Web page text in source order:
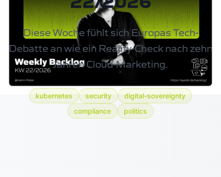
Diese Woche fühlt sich Europas Tech-
Debatte an wie ein Reality-Check nach zehn
Jahren Cloud-Marketing.
kubernetes security
digital-sovereignty
compliance
politics